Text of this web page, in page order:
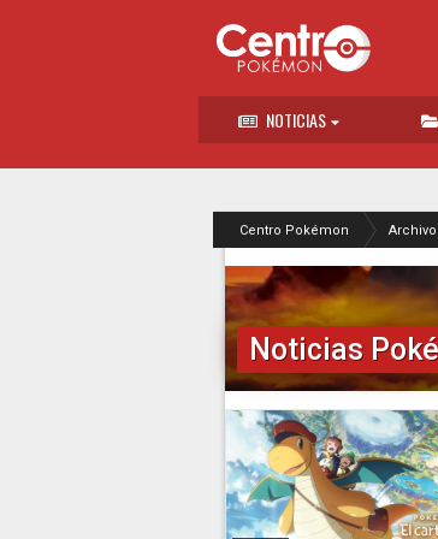
NOTICIAS
Centro Pokémon
Noticias